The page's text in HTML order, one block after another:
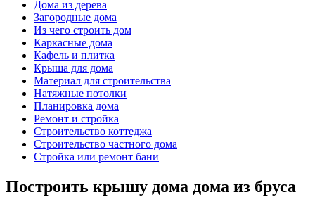
Дома из дерева
Загородные дома
Из чего строить дом
Каркасные дома
Кафель и плитка
Крыша для дома
Материал для строительства
Натяжные потолки
Планировка дома
Ремонт и стройка
Строительство коттеджа
Строительство частного дома
Стройка или ремонт бани
Построить крышу дома дома из бруса